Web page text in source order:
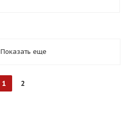
Показать еще
1 2